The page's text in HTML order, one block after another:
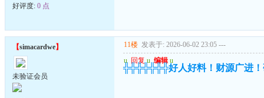
好评度: 0 点
【simacardwe】
未验证会员
11楼 发表于: 2026-06-02 23:05 ---
u 回复 u 编辑 u
╬╬╬╬╬╬╬好人好料！财源广进！